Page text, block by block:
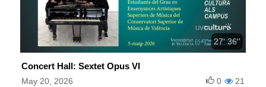
27' 36''
Concert Hall: Sextet Opus VI
May 20, 2026 21
0